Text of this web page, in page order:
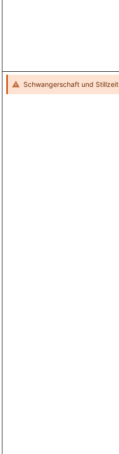
Schwangerschaft und Stillzeit